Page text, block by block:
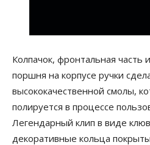
Колпачок, фронтальная часть
поршня на корпусе ручки
высококачественной смолы,
полируется в процессе
Легендарный клип в виде
декоративные кольца